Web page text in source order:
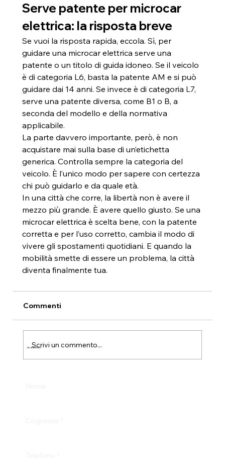
Serve patente per microcar
elettrica: la risposta breve
Se vuoi la risposta rapida, eccola. Sì, per
guidare una microcar elettrica serve una
patente o un titolo di guida idoneo. Se il veicolo
è di categoria L6, basta la patente AM e si può
guidare dai 14 anni. Se invece è di categoria L7,
serve una patente diversa, come B1 o B, a
seconda del modello e della normativa
applicabile.
La parte davvero importante, però, è non
acquistare mai sulla base di un’etichetta
generica. Controlla sempre la categoria del
veicolo. È l’unico modo per sapere con certezza
chi può guidarlo e da quale età.
In una città che corre, la libertà non è avere il
mezzo più grande. È avere quello giusto. Se una
microcar elettrica è scelta bene, con la patente
corretta e per l’uso corretto, cambia il modo di
vivere gli spostamenti quotidiani. E quando la
mobilità smette di essere un problema, la città
diventa finalmente tua.
Commenti
Scrivi un commento...
Info & Test Drive